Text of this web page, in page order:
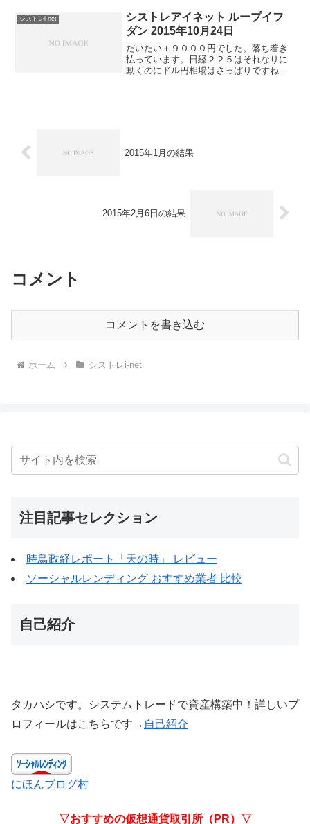
ンから整理していく予定です。含み損が
確定損となりますが、ま...
シストレi-net
シストレアイネット ループイフ
ダン 2015年10月24日
だいたい＋９０００円でした。落ち着き
払っています。日経２２５はそれなりに
動くのにドル円相場はさっぱりですね。
2015年1月の結果
2015年2月6日の結果
コメント
コメントを書き込む
ホーム シストレi-net
注目記事セレクション
時鳥政経レポート「天の時」 レビュー
ソーシャルレンディング おすすめ業者 比較
自己紹介
タカハシです。システムトレードで資産構築中！詳しいプ
ロフィールはこちらです→ 自己紹介
にほんブログ村
▽おすすめの仮想通貨取引所（PR）▽